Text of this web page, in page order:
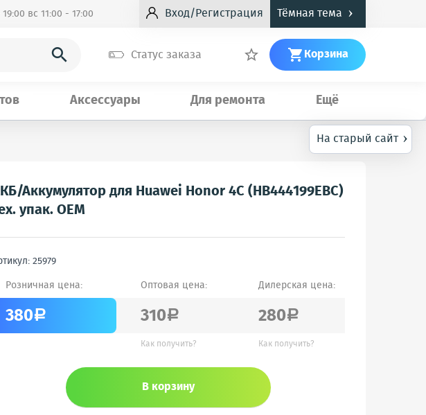
На старый сайт ›
вс 11:00 - 17:00 Вход/Регистрация Тёмная тема ›
 Статус заказа  Корзина
Аксессуары Для ремонта Ещё
Аккумулятор для Huawei Honor 4C (HB444199EBC)
упак. OEM
25979
Розничная цена:
380a
Оптовая цена:
310a
Как получить?
Дилерская цена:
280a
Как получить?
В корзину